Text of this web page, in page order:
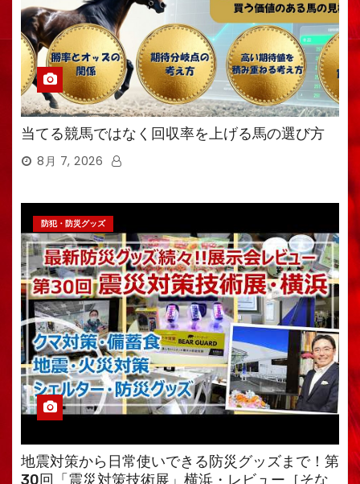
当てる競馬ではなく回収率を上げる馬の選び方
8月 7, 2026
防犯・防災グッズ
地震対策から日常使いできる防災グッズまで！第
30回「震災対策技術展」横浜・レビュー［そな